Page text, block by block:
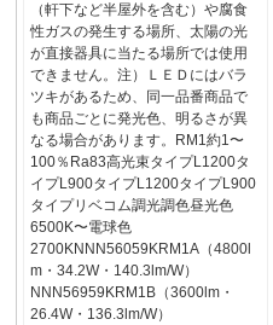
（軒下など半屋外を含む）や腐食
性ガスの発生する場所、太陽の光
が直接器具に当たる場所では使用
できません。注）ＬＥＤにはバラ
ツキがあるため、同一品番商品で
も商品ごとに発光色、明るさが異
なる場合があります。RM1約1〜
100％Ra83高光束タイプL1200タ
イプL900タイプL1200タイプL900
タイプリベコム調光調色昼光色
6500K〜電球色
2700KNNN56059KRM1A（4800l
m・34.2W・140.3lm/W）
NNN56959KRM1B（3600lm・
26.4W・136.3lm/W）